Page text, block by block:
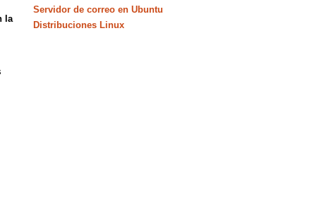
la
Servidor de correo en Ubuntu
Distribuciones Linux